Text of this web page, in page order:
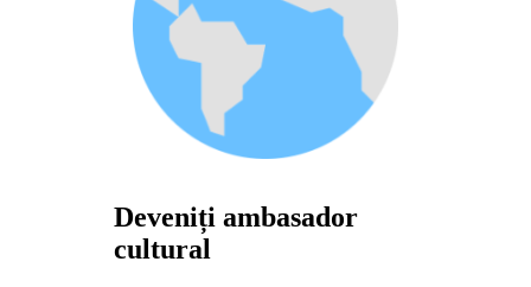
Deveniți ambasador
cultural